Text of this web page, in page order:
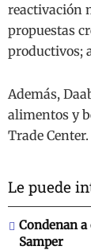
reactivación
propuestas
productivos;
Además,
alimentos y
Trade Center.
Le puede
Condenan
Samper